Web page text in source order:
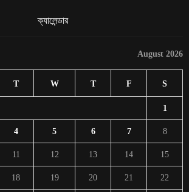
ক্যালেন্ডার
August 2026
T W T F S
1
4 5 6 7 8
11 12 13 14 15
18 19 20 21 22